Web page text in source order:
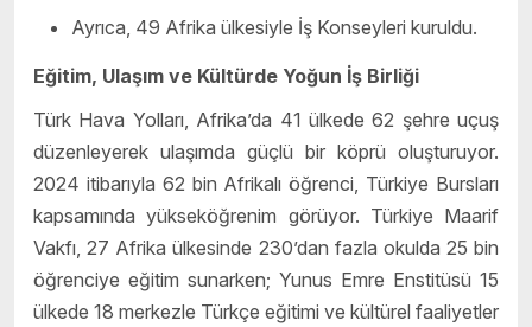
Ayrıca, 49 Afrika ülkesiyle İş Konseyleri kuruldu.
Eğitim, Ulaşım ve Kültürde Yoğun İş Birliği
Türk Hava Yolları, Afrika’da 41 ülkede 62 şehre uçuş
düzenleyerek ulaşımda güçlü bir köprü oluşturuyor.
2024 itibarıyla 62 bin Afrikalı öğrenci, Türkiye Bursları
kapsamında yükseköğrenim görüyor. Türkiye Maarif
Vakfı, 27 Afrika ülkesinde 230’dan fazla okulda 25 bin
öğrenciye eğitim sunarken; Yunus Emre Enstitüsü 15
ülkede 18 merkezle Türkçe eğitimi ve kültürel faaliyetler